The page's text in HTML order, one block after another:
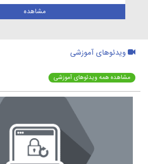
مشاهده
ویدئوهای آموزشی
مشاهده همه ویدئوهای آموزشی